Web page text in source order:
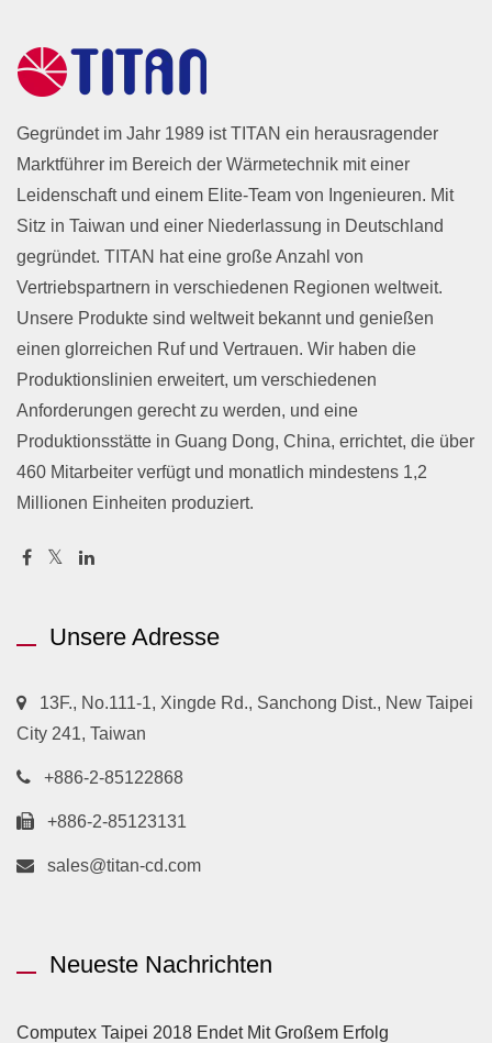
Gegründet im Jahr 1989 ist TITAN ein herausragender
Marktführer im Bereich der Wärmetechnik mit einer
Leidenschaft und einem Elite-Team von Ingenieuren. Mit
Sitz in Taiwan und einer Niederlassung in Deutschland
gegründet. TITAN hat eine große Anzahl von
Vertriebspartnern in verschiedenen Regionen weltweit.
Unsere Produkte sind weltweit bekannt und genießen
einen glorreichen Ruf und Vertrauen. Wir haben die
Produktionslinien erweitert, um verschiedenen
Anforderungen gerecht zu werden, und eine
Produktionsstätte in Guang Dong, China, errichtet, die über
460 Mitarbeiter verfügt und monatlich mindestens 1,2
Millionen Einheiten produziert.
Unsere Adresse
13F., No.111-1, Xingde Rd., Sanchong Dist., New Taipei
City 241, Taiwan
+886-2-85122868
+886-2-85123131
sales@titan-cd.com
Neueste Nachrichten
Computex Taipei 2018 Endet Mit Großem Erfolg